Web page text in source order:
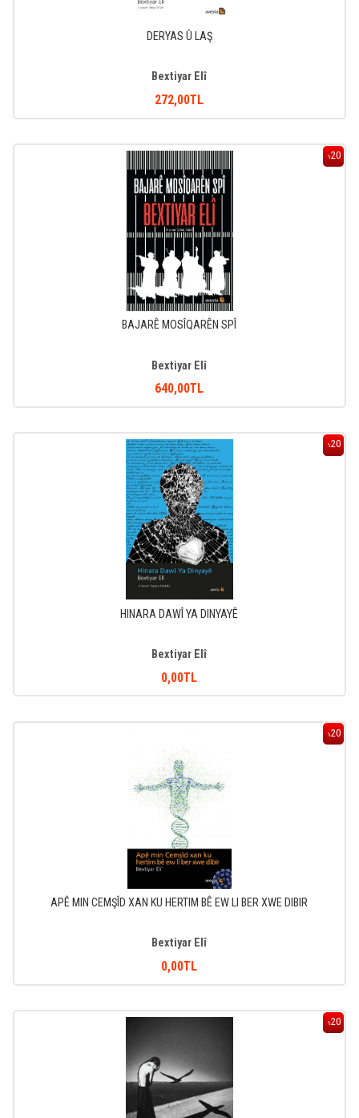
DERYAS Û LAŞ
Bextiyar Elî
272,00TL
%20
BAJARÊ MOSÎQARÊN SPÎ
Bextiyar Elî
640,00TL
%20
HINARA DAWÎ YA DINYAYÊ
Bextiyar Elî
0,00TL
%20
APÊ MIN CEMŞÎD XAN KU HERTIM BÊ EW LI BER XWE DIBIR
Bextiyar Elî
0,00TL
%20